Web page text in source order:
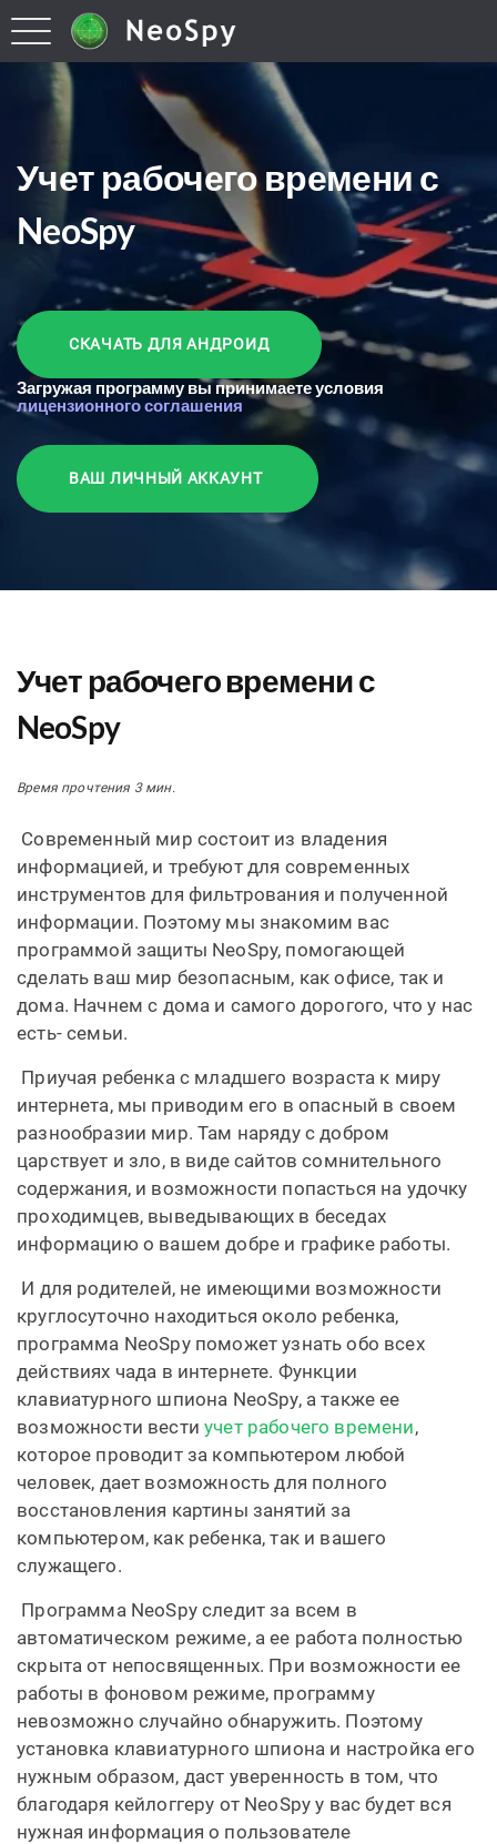
Учет рабочего времени с
NeoSpy
СКАЧАТЬ ДЛЯ АНДРОИД
Загружая программу вы принимаете условия
лицензионного соглашения
ВАШ ЛИЧНЫЙ АККАУНТ
Учет рабочего времени с
NeoSpy
Время прочтения 3 мин.
Современный мир состоит из владения
информацией, и требуют для современных
инструментов для фильтрования и полученной
информации. Поэтому мы знакомим вас
программой защиты NeoSpy, помогающей
сделать ваш мир безопасным, как офисе, так и
дома. Начнем с дома и самого дорогого, что у нас
есть- семьи.
Приучая ребенка с младшего возраста к миру
интернета, мы приводим его в опасный в своем
разнообразии мир. Там наряду с добром
царствует и зло, в виде сайтов сомнительного
содержания, и возможности попасться на удочку
проходимцев, выведывающих в беседах
информацию о вашем добре и графике работы.
И для родителей, не имеющими возможности
круглосуточно находиться около ребенка,
программа NeoSpy поможет узнать обо всех
действиях чада в интернете. Функции
клавиатурного шпиона NeoSpy, а также ее
возможности вестиучет рабочего времени,
которое проводит за компьютером любой
человек, дает возможность для полного
восстановления картины занятий за
компьютером, как ребенка, так и вашего
служащего.
Программа NeoSpy следит за всем в
автоматическом режиме, а ее работа полностью
скрыта от непосвященных. При возможности ее
работы в фоновом режиме, программу
невозможно случайно обнаружить. Поэтому
установка клавиатурного шпиона и настройка его
нужным образом, даст уверенность в том, что
благодаря кейлоггеру от NeoSpy у вас будет вся
нужная информация о пользователе